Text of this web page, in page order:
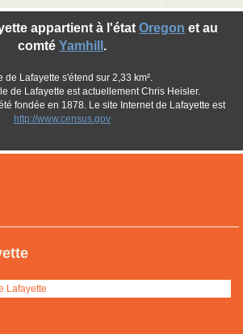
Lafayette
appartient à l'état Oregon et au
comté Yamhill .
de Lafayette s'étend sur 2,33 km².
de Lafayette est actuellement Chris Heisler.
fondée en 1878. Le site Internet de Lafayette est
http://www.census.gov